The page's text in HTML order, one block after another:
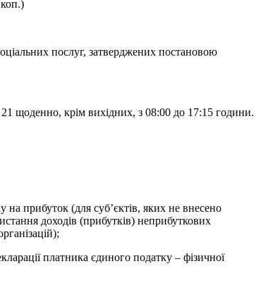
послуг, затверджених постановою
щоденно, крім вихідних, з 08:00 до 17:15 години.
на прибуток (для суб’єктів, яких не внесено
доходів (прибутків) неприбуткових
платника єдиного податку – фізичної